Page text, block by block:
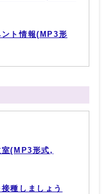
ト情報(MP3形
室(MP3形式,
種しましょう